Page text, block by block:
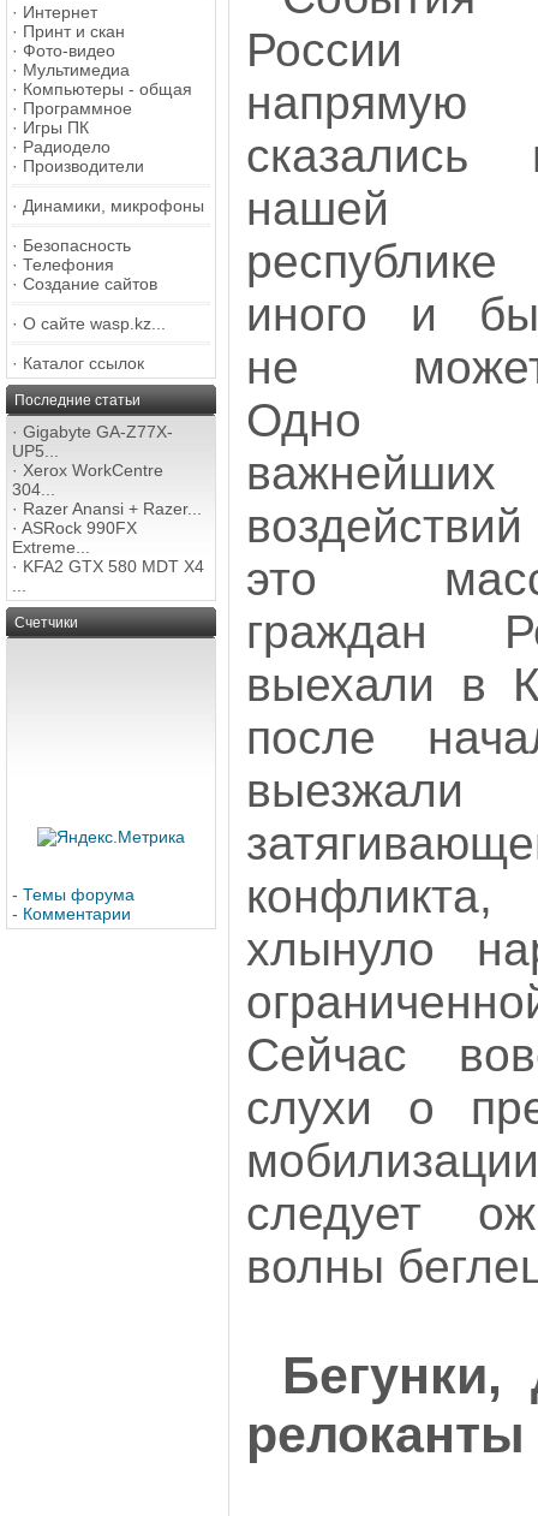
· Интернет
· Принт и скан
· Фото-видео
· Мультимедиа
· Компьютеры - общая
· Программное
· Игры ПК
· Радиодело
· Производители
· Динамики, микрофоны
· Безопасность
· Телефония
· Создание сайтов
· О сайте wasp.kz...
· Каталог ссылок
Последние статьи
· Gigabyte GA-Z77X-
UP5...
· Xerox WorkCentre
304...
· Razer Anansi + Razer...
· ASRock 990FX
Extreme...
· KFA2 GTX 580 MDT X4
Счетчики
- Темы форума
- Комментарии
России
напрямую
сказались
нашей
иного и
не
Одно
важнейших
это
граждан
выехали в
после
хлынуло
Сейчас
слухи о
следует
волны
Бегунки,
релоканты